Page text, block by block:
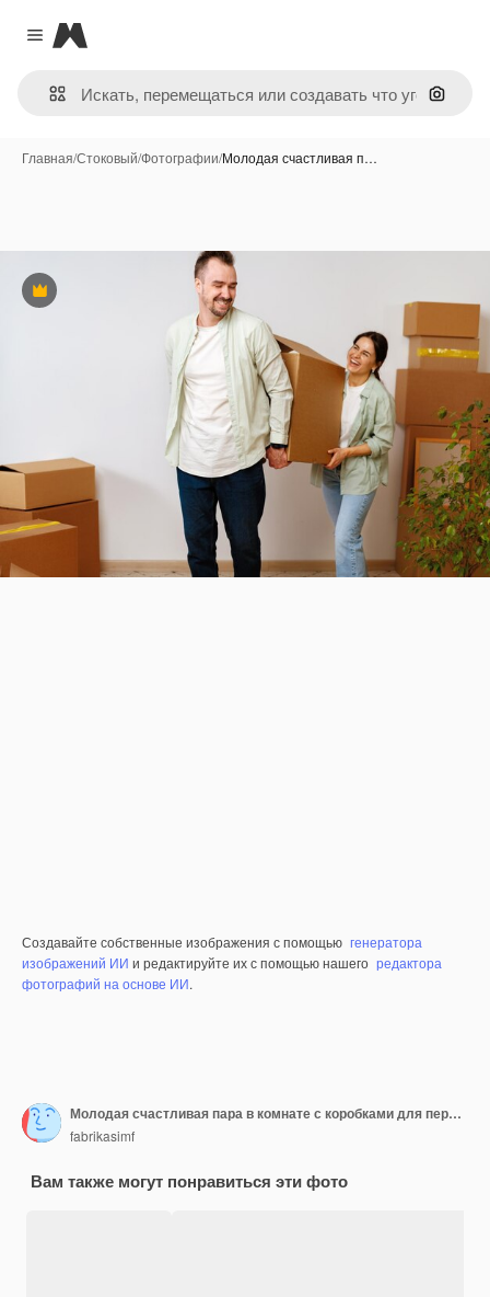
Close menu
Magnific
Поиск
Главная/Стоковый/Фотографии/Молодая счастливая п…
Премиум
Создавайте собственные изображения с помощью генератора
изображений ИИ и редактируйте их с помощью нашего редактора
фотографий на основе ИИ.
Молодая счастливая пара в комнате с коробками для переезда в новом доме
fabrikasimf
Вам также могут понравиться эти фото